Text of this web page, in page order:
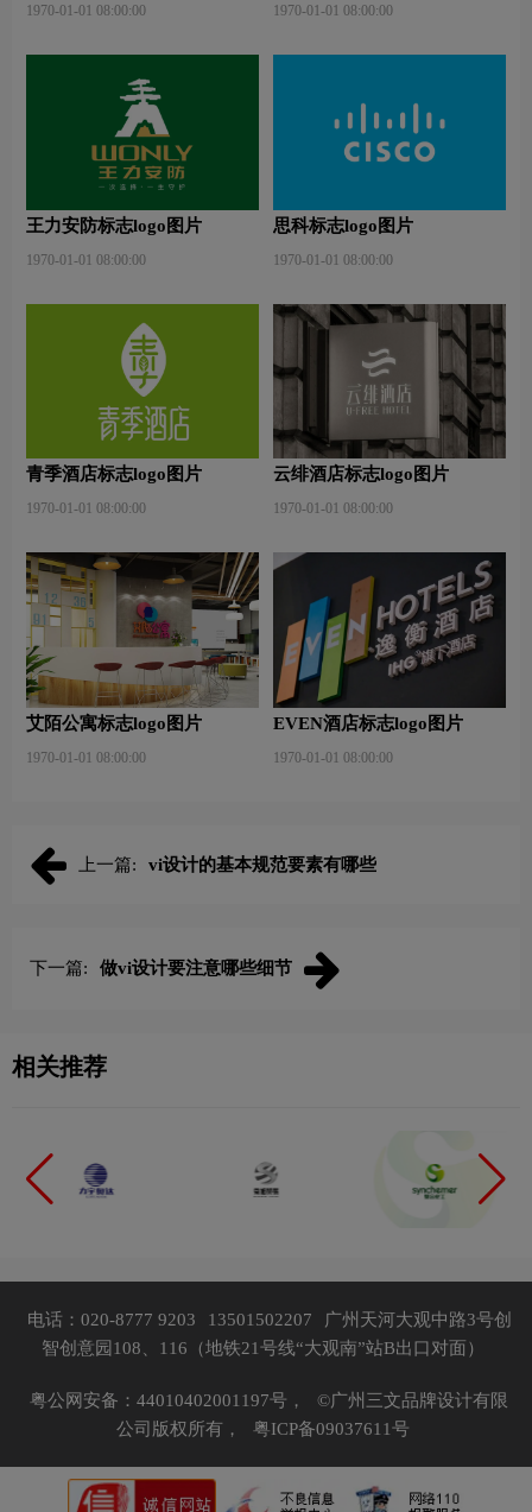
1970-01-01 08:00:00 1970-01-01 08:00:00
王力安防标志logo图片
1970-01-01 08:00:00
思科标志logo图片
1970-01-01 08:00:00
青季酒店标志logo图片
1970-01-01 08:00:00
云绯酒店标志logo图片
1970-01-01 08:00:00
艾陌公寓标志logo图片
1970-01-01 08:00:00
EVEN酒店标志logo图片
1970-01-01 08:00:00
上一篇: vi设计的基本规范要素有哪些
下一篇: 做vi设计要注意哪些细节
相关推荐
电话：020-8777 9203 13501502207
广州天河大观中路3号创
智创意园108、116（地铁21号线“大观南”站B出口对面）
粤公网安备：44010402001197号，
©广州三文品牌设计有限
公司版权所有，
粤ICP备09037611号